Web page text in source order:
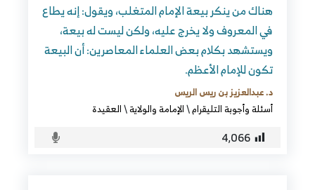
هناك من ينكر بيعة الإمام المتغلب، ويقول: إنه يطاع
في المعروف ولا يخرج عليه، ولكن ليست له بيعة،
ويستشهد بكلام بعض العلماء المعاصرين: أن البيعة
تكون للإمام الأعظم.
د. عبدالعزيز بن ريس الريس
أسئلة وأجوبة التليقرام\الإمامة والولاية\العقيدة
4٬066